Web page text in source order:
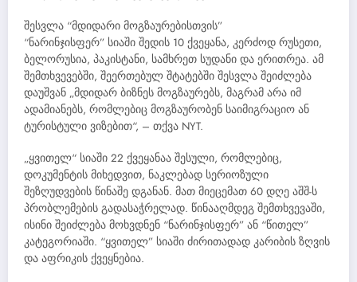
შესვლა “მდიდარი მოგზაურებისთვის”
“ნარინჯისფერ” სიაში შედის 10 ქვეყანა, კერძოდ რუსეთი,
ბელორუსია, პაკისტანი, სამხრეთ სუდანი და ერითრეა. ამ
შემთხვევებში, შეერთებულ შტატებში შესვლა შეიძლება
დაუშვან „მდიდარ ბიზნეს მოგზაურებს, მაგრამ არა იმ
ადამიანებს, რომლებიც მოგზაურობენ საიმიგრაციო ან
ტურისტული ვიზებით“, – თქვა NYT.
„ყვითელ“ სიაში 22 ქვეყანაა შესული, რომლებიც,
დოკუმენტის მიხედვით, ნაკლებად სერიოზული
შეზღუდვების წინაშე დგანან. მათ მიეცემათ 60 დღე აშშ-ს
პრობლემების გადასაჭრელად. წინააღმდეგ შემთხვევაში,
ისინი შეიძლება მოხვდნენ “ნარინჯისფერ” ან “წითელ”
კატეგორიაში. “ყვითელ” სიაში ძირითადად კარიბის ზღვის
და აფრიკის ქვეყნებია.